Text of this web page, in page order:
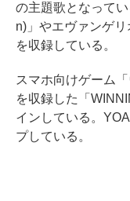
の主題歌となって
n)」やエヴァンゲ
を収録している。
スマホ向けゲーム
を収録した「
インしている。
プしている。